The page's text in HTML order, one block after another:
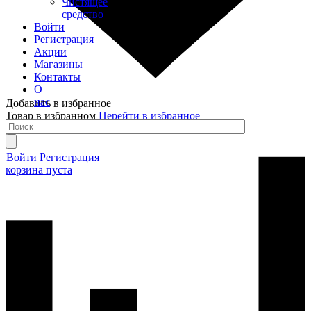
средство
Войти
Регистрация
Акции
Магазины
Контакты
О
нас
Войти Регистрация
корзина пуста
Добавить в избранное
Товар в избранном Перейти в избранное